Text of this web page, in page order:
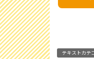
テキストカテ